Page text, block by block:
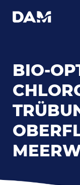
BIO-